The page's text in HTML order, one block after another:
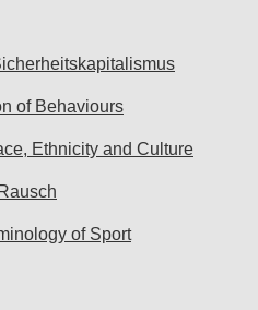
of Behaviours
Ethnicity and Culture
of Sport